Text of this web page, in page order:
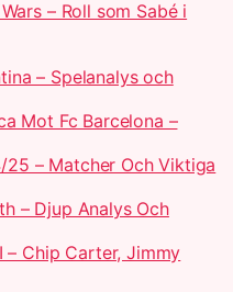
– Roll som Sabé i
– Spelanalys och
Mot Fc Barcelona –
25 – Matcher Och Viktiga
– Djup Analys Och
– Chip Carter, Jimmy